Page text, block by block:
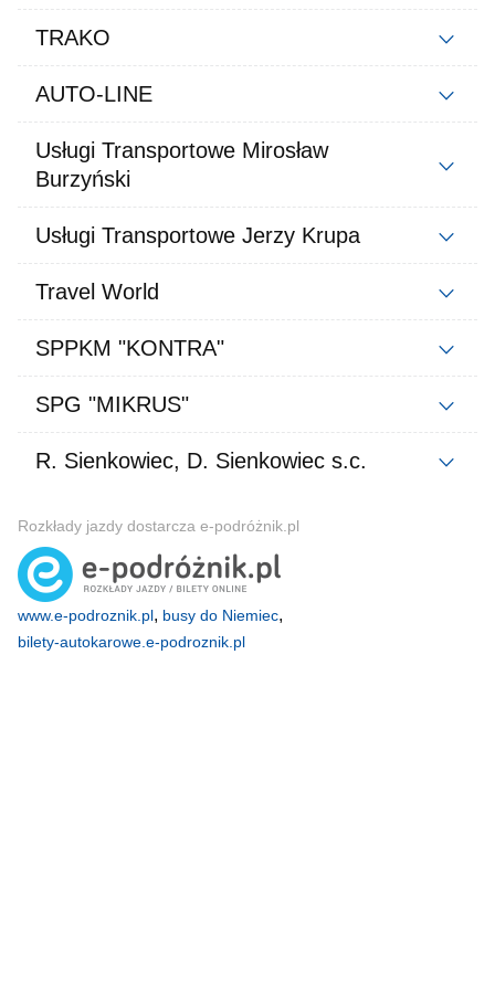
TRAKO
AUTO-LINE
Usługi Transportowe Mirosław
Burzyński
Usługi Transportowe Jerzy Krupa
Travel World
SPPKM "KONTRA"
SPG "MIKRUS"
R. Sienkowiec, D. Sienkowiec s.c.
Rozkłady jazdy dostarcza e-podróżnik.pl
www.e-podroznik.pl, busy do Niemiec,
bilety-autokarowe.e-podroznik.pl